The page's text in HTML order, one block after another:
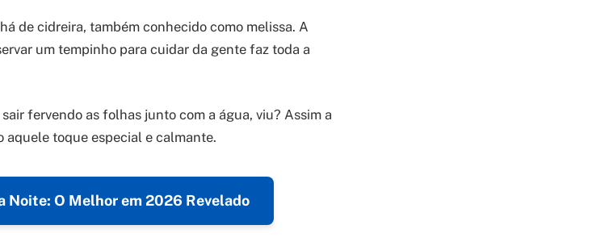
de cidreira, também conhecido como melissa. A
um tempinho para cuidar da gente faz toda a
sair fervendo as folhas junto com a água, viu? Assim a
aquele toque especial e calmante.
Noite: O Melhor em 2026 Revelado